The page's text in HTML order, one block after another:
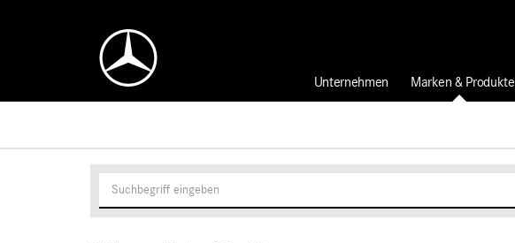
Unternehmen Marken & Produkte